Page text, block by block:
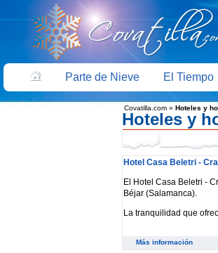
Parte de Nieve El Tiempo
Covatilla.com » Hoteles y
Hoteles y
Hotel Casa Beletri -
El Hotel Casa Beletri -
Béjar (Salamanca).
La tranquilidad que
Más información